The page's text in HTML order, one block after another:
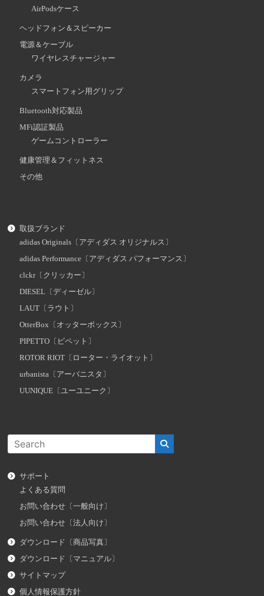
AirPodsケース
ヘッドフォン＆スピーカー
電源＆ケーブル
ワイヤレスチャージャー
カメラ
スマートフォン用グリップ
Bluetooth対応製品
MFi認証製品
ゲームコントローラー
健康管理＆フィットネス
その他
取扱ブランド
adidas Originals〔アディダス オリジナルス〕
adidas Performance〔アディダス パフォーマンス〕
clckr〔クリッカー〕
DIESEL〔ディーゼル〕
LAUT〔ラウト〕
OtterBox〔オッターボックス〕
PIPETTO〔ピペット〕
ROTOR RIOT〔ローター・ライオット〕
urbanista〔アーバニスタ〕
UUNIQUE〔ユーユニーク〕
サポート
よくある質問
お問い合わせ〔一般向け〕
お問い合わせ〔法人向け〕
ダウンロード〔商品写真〕
ダウンロード〔マニュアル〕
サイトマップ
個人情報保護方針